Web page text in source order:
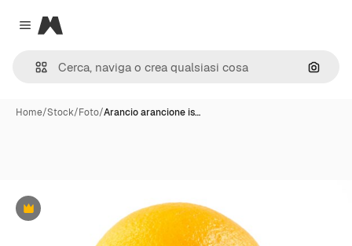
Close menu
Magnific
Cerca
Home/Stock/Foto/Arancio arancione is…
Premium